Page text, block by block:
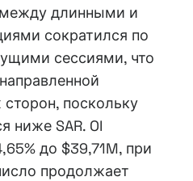
длинными и
сократился по
сессиями, что
поскольку
ниже SAR. OI
до $39,71M, при
продолжает